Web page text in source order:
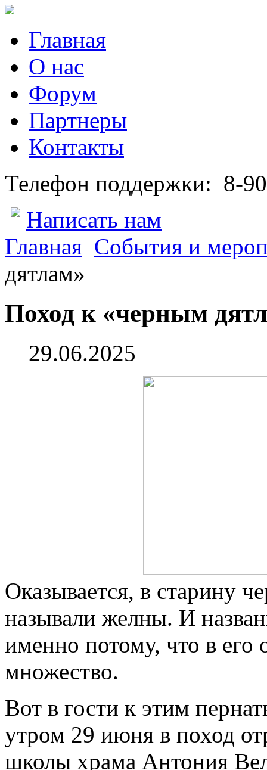
Главная
О нас
Форум
Партнеры
Контакты
Телефон поддержки: 8-
Написать нам
Главная События и
дятлам»
Поход к «черным
29.06.2025
Оказывается, в старину
называли желны. И
именно потому, что в его
множество.
Вот в гости к этим
утром 29 июня в поход
школы храма Антония